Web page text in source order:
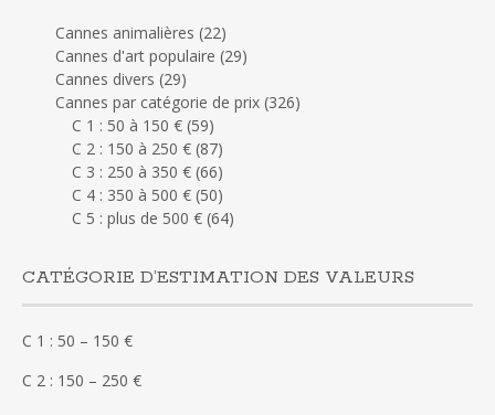
Cannes animalières (22)
Cannes d'art populaire (29)
Cannes divers (29)
Cannes par catégorie de prix (326)
C 1 : 50 à 150 € (59)
C 2 : 150 à 250 € (87)
C 3 : 250 à 350 € (66)
C 4 : 350 à 500 € (50)
C 5 : plus de 500 € (64)
CATÉGORIE D’ESTIMATION DES VALEURS
C 1 : 50 – 150 €
C 2 : 150 – 250 €